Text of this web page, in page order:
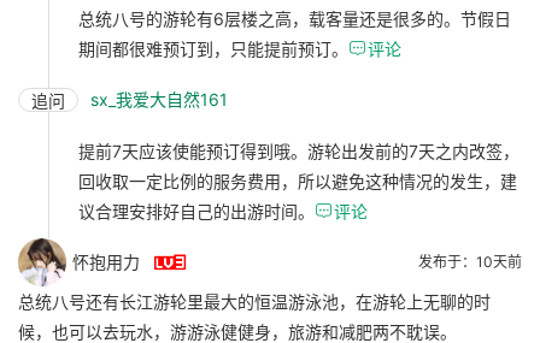
总统八号的游轮有6层楼之高，载客量还是很多的。节假日
期间都很难预订到，只能提前预订。 评论
追问 sx_我爱大自然161
提前7天应该使能预订得到哦。游轮出发前的7天之内改签，
回收取一定比例的服务费用，所以避免这种情况的发生，建
议合理安排好自己的出游时间。 评论
怀抱用力  发布于：10天前
总统八号还有长江游轮里最大的恒温游泳池，在游轮上无聊的时
候，也可以去玩水，游游泳健健身，旅游和减肥两不耽误。